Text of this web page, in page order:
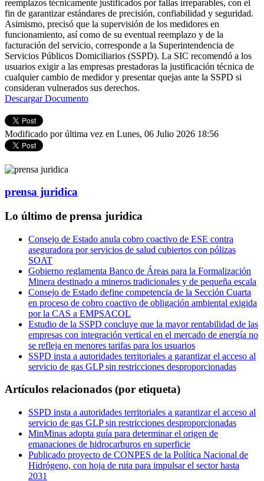
reemplazos técnicamente justificados por fallas irreparables, con el
fin de garantizar estándares de precisión, confiabilidad y seguridad.
Asimismo, precisó que la supervisión de los medidores en
funcionamiento, así como de su eventual reemplazo y de la
facturación del servicio, corresponde a la Superintendencia de
Servicios Públicos Domiciliarios (SSPD). La SIC recomendó a los
usuarios exigir a las empresas prestadoras la justificación técnica de
cualquier cambio de medidor y presentar quejas ante la SSPD si
consideran vulnerados sus derechos.
Descargar Documento
Modificado por última vez en Lunes, 06 Julio 2026 18:56
prensa juridica
Lo último de prensa juridica
Consejo de Estado anula cobro coactivo de ESE contra
aseguradora por servicios de salud cubiertos con pólizas
SOAT
Gobierno reglamenta Banco de Áreas para la Formalización
Minera destinado a mineros tradicionales y de pequeña escala
Consejo de Estado define competencia de la Sección Cuarta
en proceso de cobro coactivo de obligación ambiental exigida
por la CAS a EMPSACOL
Estudio de la SSPD concluye que la mayor rentabilidad de las
empresas con integración vertical en el mercado de energía no
se refleja en menores tarifas para los usuarios
SSPD insta a autoridades territoriales a garantizar el acceso al
servicio de gas GLP sin restricciones desproporcionadas
Artículos relacionados (por etiqueta)
SSPD insta a autoridades territoriales a garantizar el acceso al
servicio de gas GLP sin restricciones desproporcionadas
MinMinas adopta guía para determinar el origen de
emanaciones de hidrocarburos en superficie
Publicado proyecto de CONPES de la Política Nacional de
Hidrógeno, con hoja de ruta para impulsar el sector hasta
2031